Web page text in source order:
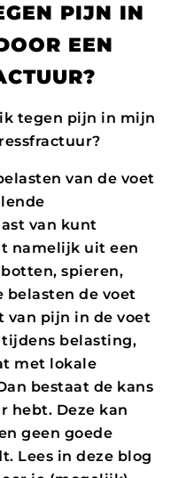
PIJN IN
EEN
tegen pijn in mijn
van de voet
van kunt
namelijk uit een
spieren,
belasten de voet
van pijn in de voet
belasting,
met lokale
bestaat de kans
hebt. Deze kan
geen goede
Lees in deze blog